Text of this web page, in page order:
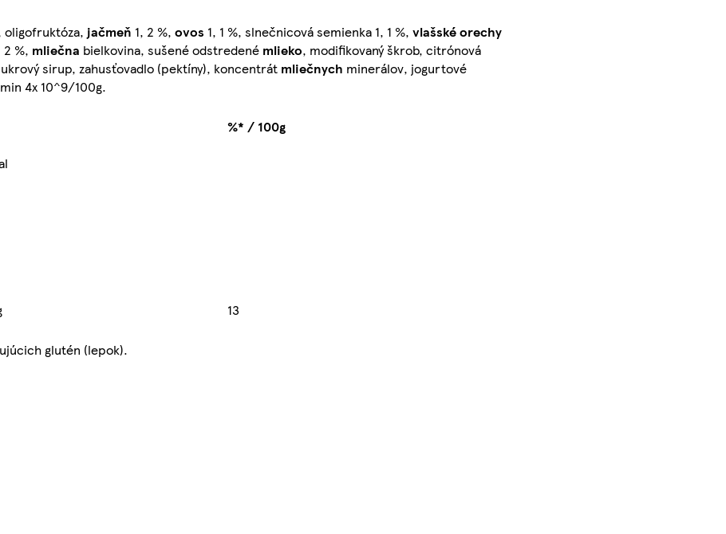
oligofruktóza, jačmeň 1, 2 %, ovos 1, 1 %, slnečnicová semienka 1, 1 %, vlašské orechy
%, mliečna bielkovina, sušené odstredené mlieko, modifikovaný škrob, citrónová
sirup, zahusťovadlo (pektíny), koncentrát mliečnych minerálov, jogurtové
4x 10^9/100g.
%* / 100g
13
glutén (lepok).